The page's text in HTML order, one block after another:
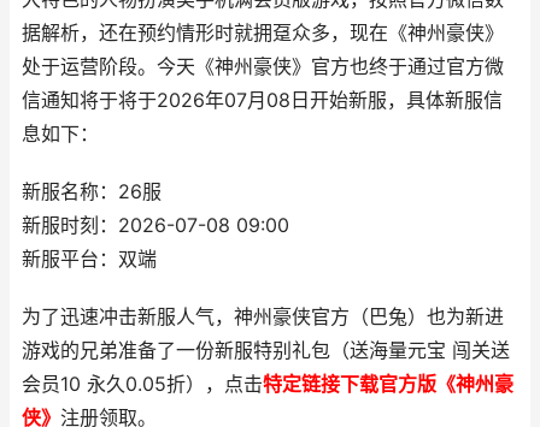
据解析，还在预约情形时就拥趸众多，现在《神州豪侠》
处于运营阶段。今天《神州豪侠》官方也终于通过官方微
信通知将于将于2026年07月08日开始新服，具体新服信
息如下：
新服名称：26服
新服时刻：2026-07-08 09:00
新服平台：双端
为了迅速冲击新服人气，神州豪侠官方（巴兔）也为新进
游戏的兄弟准备了一份新服特别礼包（送海量元宝 闯关送
会员10 永久0.05折），点击特定链接下载官方版《神州豪
侠》 注册领取。